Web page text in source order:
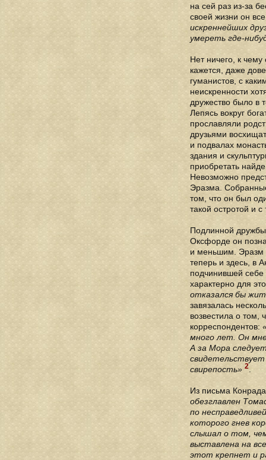
на сей раз из-за
своей жизни он
искреннейших
умереть где-
Нет ничего, к
кажется, даже
гуманистов, с
неискренности
дружество было в
Лепясь вокруг
прославляли
друзьями
и подвалах
здания и
приобретать
Невозможно
Эразма.
том, что он был
такой остротой и
Подлинной дружбы
Оксфорде он
и меньшим. Эразм
теперь и здесь, в
подчинившей себе
характерно для
отказался бы
завязалась
возвестила о том,
корреспондентов:
много лет. Он
А за Мора
свирепость» 2
Из письма
обезглавлен
по
которого гнев
слышал о том,
выставлена на
этот крепнет и